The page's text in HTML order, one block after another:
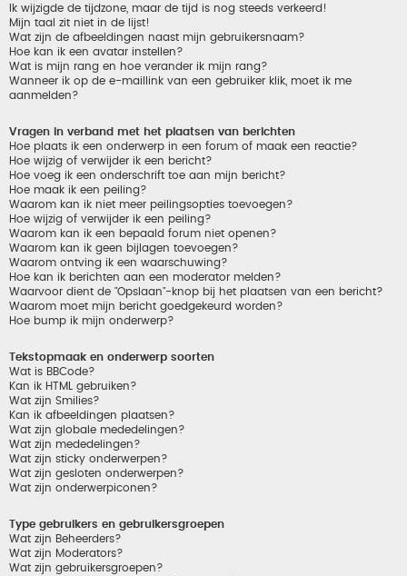
Ik wijzigde de tijdzone, maar de tijd is nog steeds verkeerd!
Mijn taal zit niet in de lijst!
Wat zijn de afbeeldingen naast mijn gebruikersnaam?
Hoe kan ik een avatar instellen?
Wat is mijn rang en hoe verander ik mijn rang?
Wanneer ik op de e-maillink van een gebruiker klik, moet ik me
aanmelden?
Vragen in verband met het plaatsen van berichten
Hoe plaats ik een onderwerp in een forum of maak een reactie?
Hoe wijzig of verwijder ik een bericht?
Hoe voeg ik een onderschrift toe aan mijn bericht?
Hoe maak ik een peiling?
Waarom kan ik niet meer peilingsopties toevoegen?
Hoe wijzig of verwijder ik een peiling?
Waarom kan ik een bepaald forum niet openen?
Waarom kan ik geen bijlagen toevoegen?
Waarom ontving ik een waarschuwing?
Hoe kan ik berichten aan een moderator melden?
Waarvoor dient de "Opslaan"-knop bij het plaatsen van een bericht?
Waarom moet mijn bericht goedgekeurd worden?
Hoe bump ik mijn onderwerp?
Tekstopmaak en onderwerp soorten
Wat is BBCode?
Kan ik HTML gebruiken?
Wat zijn Smilies?
Kan ik afbeeldingen plaatsen?
Wat zijn globale mededelingen?
Wat zijn mededelingen?
Wat zijn sticky onderwerpen?
Wat zijn gesloten onderwerpen?
Wat zijn onderwerpiconen?
Type gebruikers en gebruikersgroepen
Wat zijn Beheerders?
Wat zijn Moderators?
Wat zijn gebruikersgroepen?